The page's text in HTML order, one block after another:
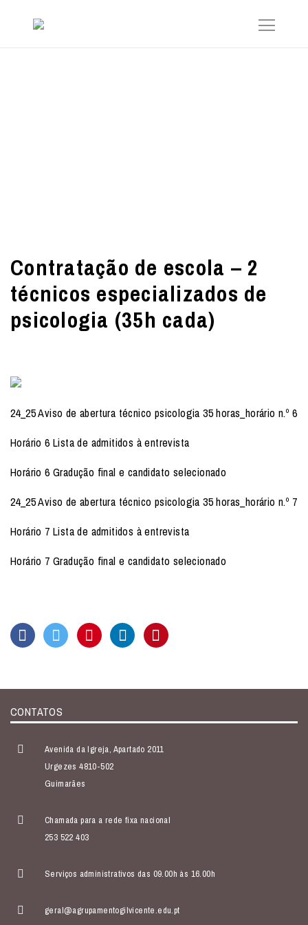
Contratação de escola – 2
técnicos especializados de
psicologia (35h cada)
24_25 Aviso de abertura técnico psicologia 35 horas_horário n.º 6
Horário 6 Lista de admitidos à entrevista
Horário 6 Gradução final e candidato selecionado
24_25 Aviso de abertura técnico psicologia 35 horas_horário n.º 7
Horário 7 Lista de admitidos à entrevista
Horário 7 Gradução final e candidato selecionado
CONTATOS
Avenida da Igreja, Apartado 2011
Urgezes 4810-502
Guimarães
Chamada para a rede fixa nacional
253 522 403
Serviços administrativos das 09.00h às 16.00h
geral@agrupamentogilvicente.edu.pt